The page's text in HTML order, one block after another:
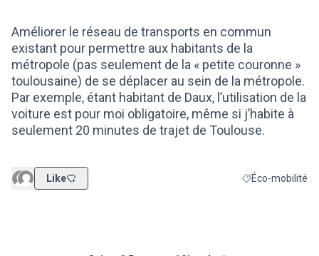
Améliorer le réseau de transports en commun
existant pour permettre aux habitants de la
métropole (pas seulement de la « petite couronne »
toulousaine) de se déplacer au sein de la métropole.
Par exemple, étant habitant de Daux, l’utilisation de la
voiture est pour moi obligatoire, même si j’habite à
seulement 20 minutes de trajet de Toulouse.
Like Filtrer les
Éco-mobilité